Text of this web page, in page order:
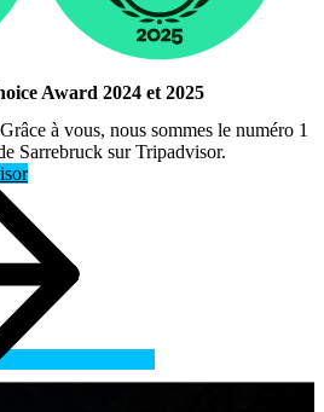
Award 2024 et 2025
à vous, nous sommes le numéro 1
Sarrebruck sur Tripadvisor.